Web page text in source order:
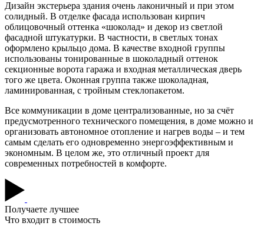
Дизайн экстерьера здания очень лаконичный и при этом
солидный. В отделке фасада использован кирпич
облицовочный оттенка «шоколад» и декор из светлой
фасадной штукатурки. В частности, в светлых тонах
оформлено крыльцо дома. В качестве входной группы
использованы тонированные в шоколадный оттенок
секционные ворота гаража и входная металлическая дверь
того же цвета. Оконная группа также шоколадная,
ламинированная, с тройным стеклопакетом.
Все коммуникации в доме централизованные, но за счёт
предусмотренного технического помещения, в доме можно и
организовать автономное отопление и нагрев воды – и тем
самым сделать его одновременно энергоэффективным и
экономным. В целом же, это отличный проект для
современных потребностей в комфорте.
Получаете лучшее
Что входит в стоимость